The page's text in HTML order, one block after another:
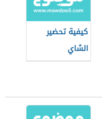
كيفية تحضير
الشاي